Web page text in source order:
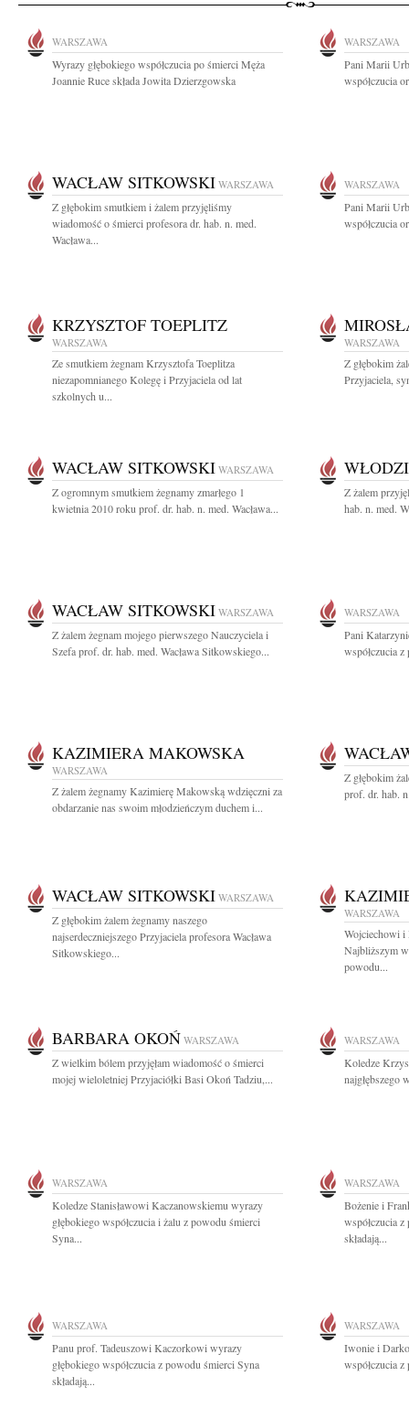
WARSZAWA
Wyrazy głębokiego współczucia po śmierci Męża
Joannie Ruce składa Jowita Dzierzgowska
WARSZAWA
Pani Marii
współczucia
WACŁAW SITKOWSKI WARSZAWA
Z głębokim smutkiem i żalem przyjęliśmy
wiadomość o śmierci profesora dr. hab. n. med.
Wacława...
WARSZAWA
Pani Marii
współczucia
KRZYSZTOF TOEPLITZ
WARSZAWA
Ze smutkiem żegnam Krzysztofa Toeplitza
niezapomnianego Kolegę i Przyjaciela od lat
szkolnych u...
WARSZAWA
Z głębokim
Przyjaciela,
WACŁAW SITKOWSKI WARSZAWA
Z ogromnym smutkiem żegnamy zmarłego 1
kwietnia 2010 roku prof. dr. hab. n. med. Wacława...
Z żalem
hab. n. med.
WACŁAW SITKOWSKI WARSZAWA
Z żalem żegnam mojego pierwszego Nauczyciela i
Szefa prof. dr. hab. med. Wacława Sitkowskiego...
WARSZAWA
Pani
współczucia
KAZIMIERA MAKOWSKA
WARSZAWA
Z żalem żegnamy Kazimierę Makowską wdzięczni za
obdarzanie nas swoim młodzieńczym duchem i...
Z głębokim
prof. dr. hab.
WACŁAW SITKOWSKI WARSZAWA
Z głębokim żalem żegnamy naszego
najserdeczniejszego Przyjaciela profesora Wacława
Sitkowskiego...
WARSZAWA
Wojciechowi
Najbliższym
powodu...
BARBARA OKOŃ WARSZAWA
Z wielkim bólem przyjęłam wiadomość o śmierci
mojej wieloletniej Przyjaciółki Basi Okoń Tadziu,...
WARSZAWA
Koledze
najgłębszego
WARSZAWA
Koledze Stanisławowi Kaczanowskiemu wyrazy
głębokiego współczucia i żalu z powodu śmierci
Syna...
WARSZAWA
Bożenie i
współczucia
składają...
WARSZAWA
Panu prof. Tadeuszowi Kaczorkowi wyrazy
głębokiego współczucia z powodu śmierci Syna
składają...
WARSZAWA
Iwonie i
współczucia